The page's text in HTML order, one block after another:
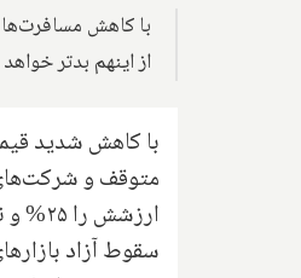
با کاهش
از اینهم بدتر
با کاهش شدید
متوقف و
سقوط آزاد